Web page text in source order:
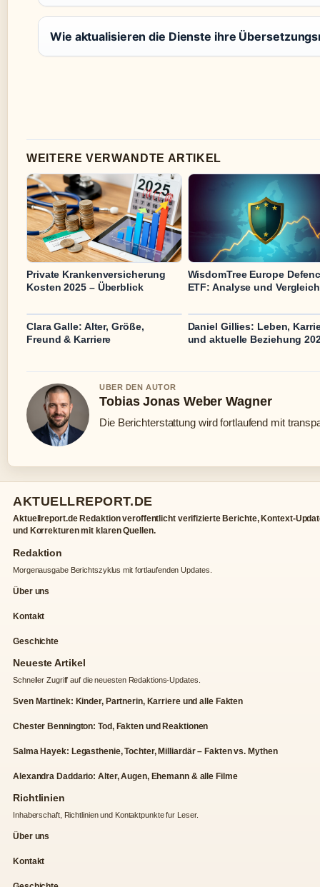
Wie aktualisieren die Dienste ihre
WEITERE VERWANDTE ARTIKEL
Private Krankenversicherung
Kosten 2025 – Überblick
WisdomTree Europe
ETF: Analyse und Vergleich
Clara Galle: Alter, Größe,
Freund & Karriere
Daniel Gillies: Leben,
und aktuelle Beziehung
UBER DEN AUTOR
Tobias Jonas Weber Wagner
Die Berichterstattung wird fortlaufend mit
AKTUELLREPORT.DE
Aktuellreport.de Redaktion veroffentlicht verifizierte Berichte, Kontext-
und Korrekturen mit klaren Quellen.
Redaktion
Morgenausgabe Berichtszyklus mit fortlaufenden Updates.
Über uns
Kontakt
Geschichte
Neueste Artikel
Schneller Zugriff auf die neuesten Redaktions-Updates.
Sven Martinek: Kinder, Partnerin, Karriere und alle Fakten
Chester Bennington: Tod, Fakten und Reaktionen
Salma Hayek: Legasthenie, Tochter, Milliardär – Fakten vs. Mythen
Alexandra Daddario: Alter, Augen, Ehemann & alle Filme
Richtlinien
Inhaberschaft, Richtlinien und Kontaktpunkte fur Leser.
Über uns
Kontakt